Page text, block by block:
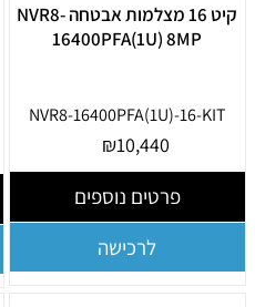
קיט 16 מצלמות אבטחה NVR8-
16400PFA(1U) 8MP
NVR8-16400PFA(1U)-16-KIT
₪10,440
פרטים נוספים
לרכישה